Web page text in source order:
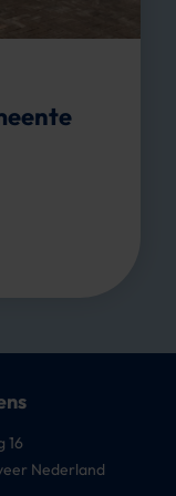
16
Nederland